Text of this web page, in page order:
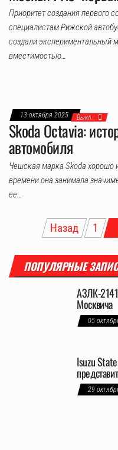
Приоритет создания первого
специалистам Рижской
создали экспериментальный
вместимостью…
13 октября 2025 Выкл.
Skoda Octavia:
автомобиля
Чешская марка Skoda хорошо
времени она занимала
ее…
Пагинация
записей
Назад 1
ПОПУЛЯРНЫЕ
АЗЛК-
Москвича
05
Isuzu
29